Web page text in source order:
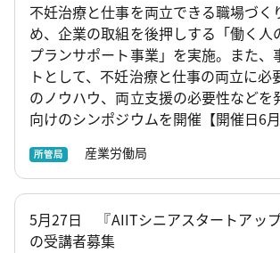
不妊治療と仕事を両立できる職場づく
め、企業の取組を後押しする「働く人
プランサポート事業」を実施。また、
トとして、不妊治療と仕事の両立に必
のノウハウ、両立支援の必要性などを
向けのシンポジウムを開催【開催日6月
所管局 産業労働局
5月27日 『AIITシニアスタートアップ
の受講者募集